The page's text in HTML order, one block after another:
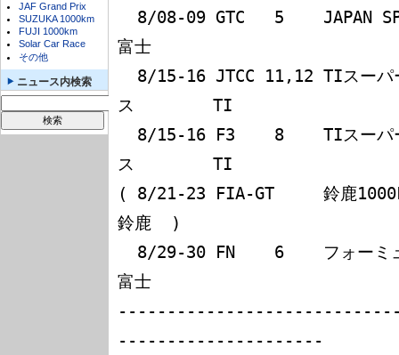
JAF Grand Prix
SUZUKA 1000km
FUJI 1000km
Solar Car Race
その他
ニュース内検索
富士
ス        TI
ス        TI
( 8/21-23 FIA-GT     鈴鹿
鈴鹿  )
富士
---------------------